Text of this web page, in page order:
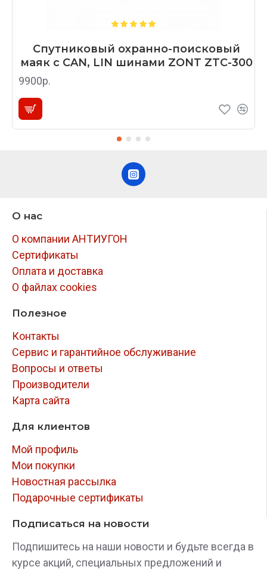
Спутниковый охранно-поисковый
маяк с CAN, LIN шинами ZONT ZTC-300
9900р.
О нас
О компании АНТИУГОН
Сертификаты
Оплата и доставка
О файлах cookies
Полезное
Контакты
Сервис и гарантийное обслуживание
Вопросы и ответы
Производители
Карта сайта
Для клиентов
Мой профиль
Мои покупки
Новостная рассылка
Подарочные сертификаты
Подписаться на новости
Подпишитесь на наши новости и будьте всегда в
курсе акций, специальных предложений и